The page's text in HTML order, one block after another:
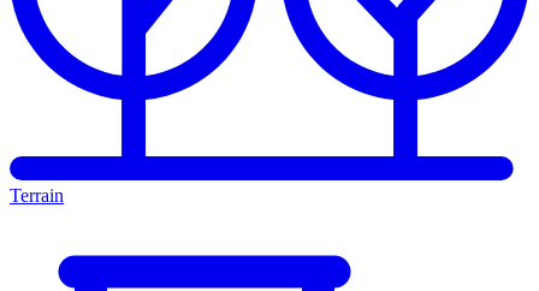
Terrain